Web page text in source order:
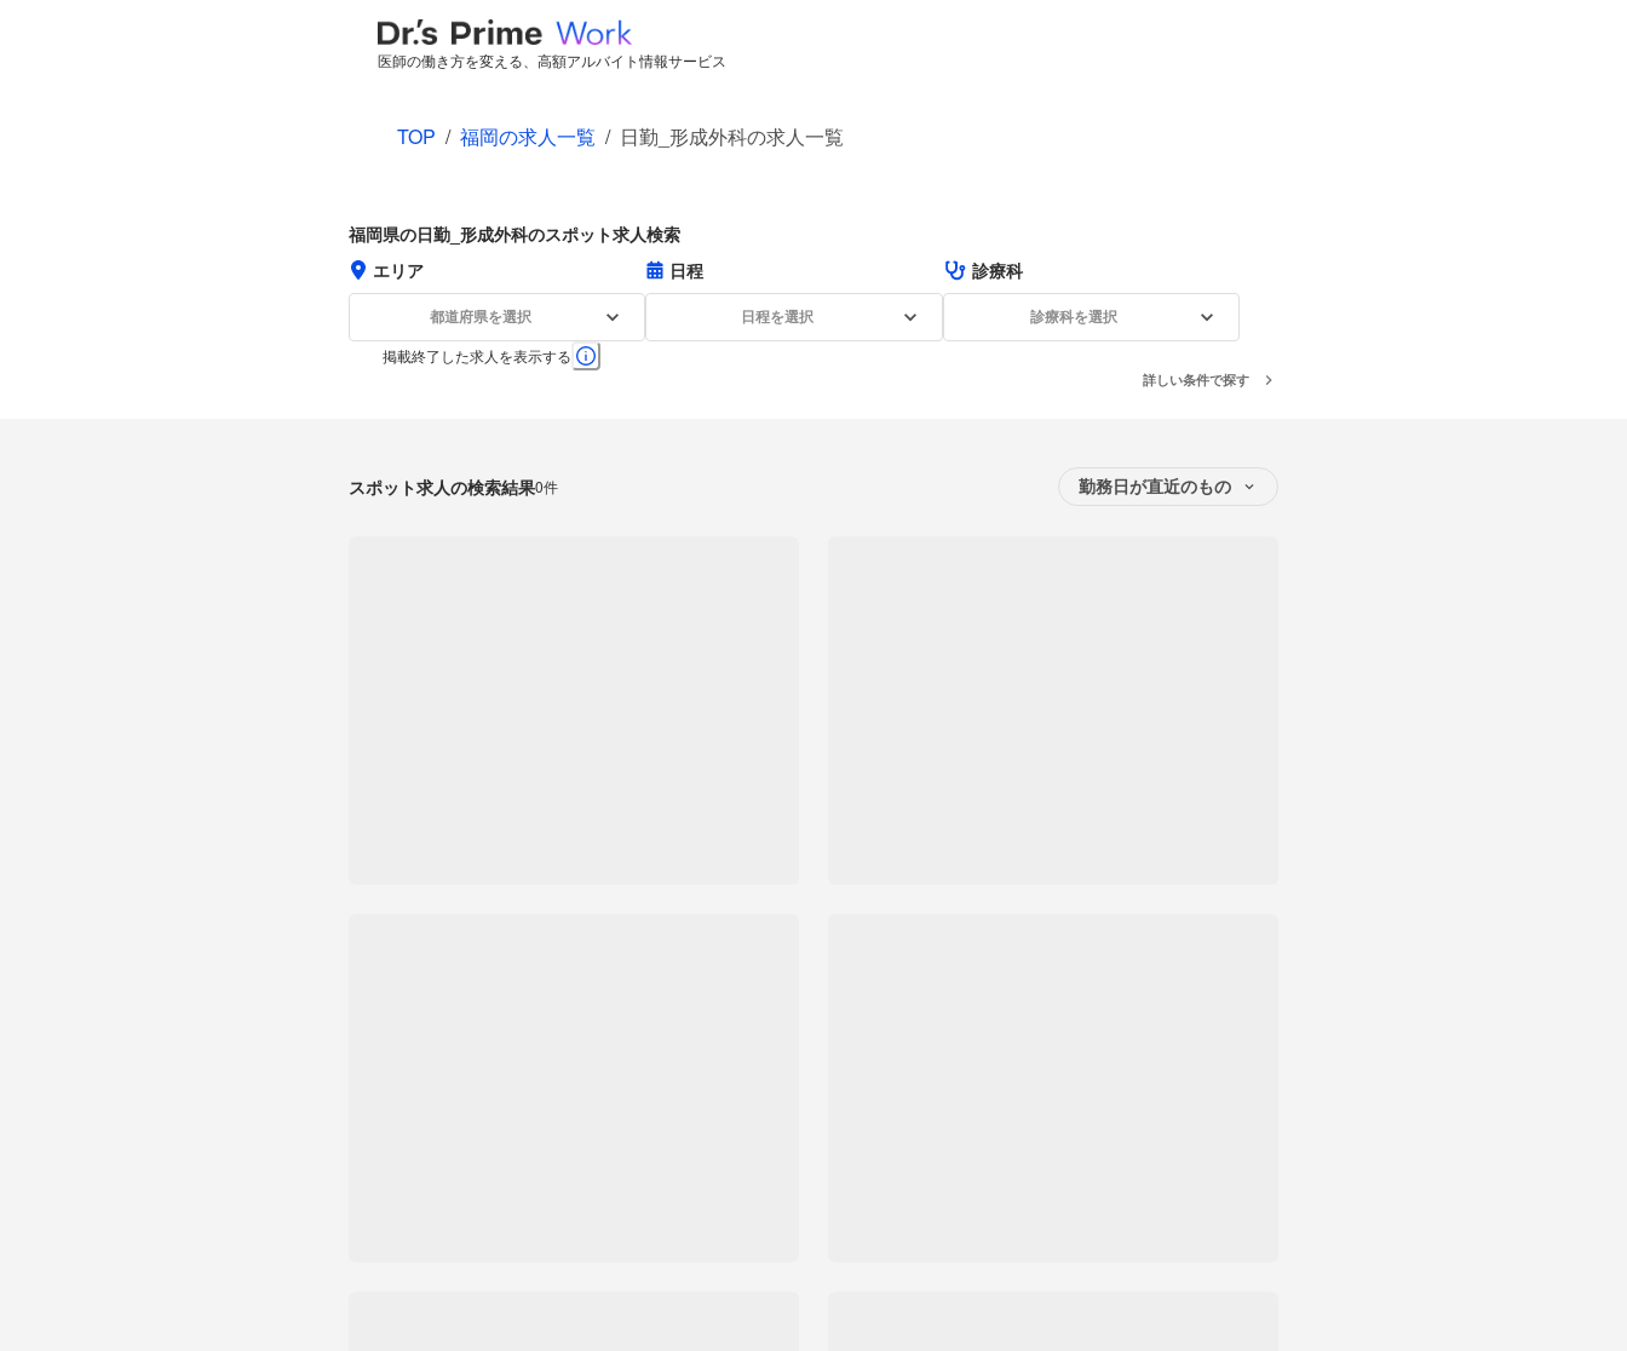
医師の働き方を変える、高額アルバイト情報サービス
TOP / 福岡の求人一覧 / 日勤_形成外科の求人一覧
福岡県の日勤_形成外科のスポット求人検索
エリア
都道府県を選択
日程
日程を選択
診療科
診療科を選択
掲載終了した求人を表示する
詳しい条件で探す
スポット求人の検索結果0件 勤務日が直近のもの